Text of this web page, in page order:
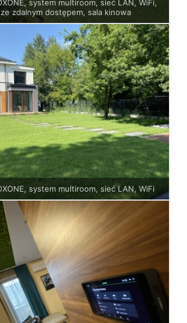
system multiroom, sieć LAN, WiFi,
zdalnym dostępem, sala kinowa
system multiroom, sieć LAN, WiFi